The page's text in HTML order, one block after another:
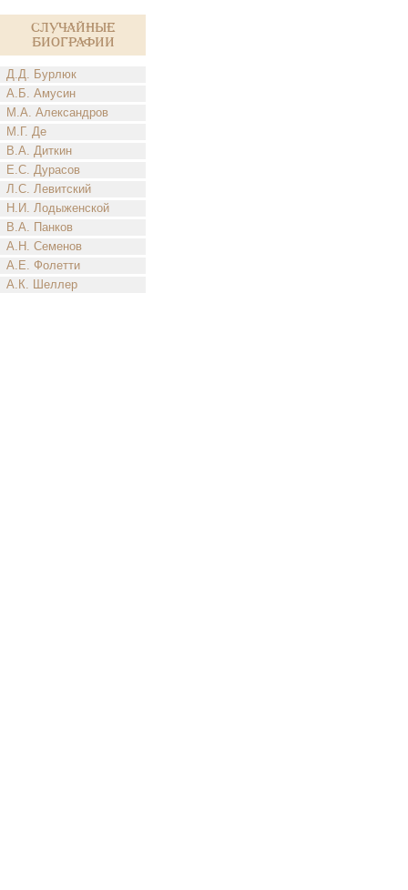
Случайные
биографии
Д.Д. Бурлюк
А.Б. Амусин
М.А. Александров
М.Г. Де
В.А. Диткин
Е.С. Дурасов
Л.С. Левитский
Н.И. Лодыженской
В.А. Панков
А.Н. Семенов
А.Е. Фолетти
А.К. Шеллер